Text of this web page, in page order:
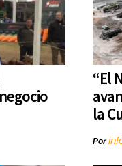
“El
la
Por